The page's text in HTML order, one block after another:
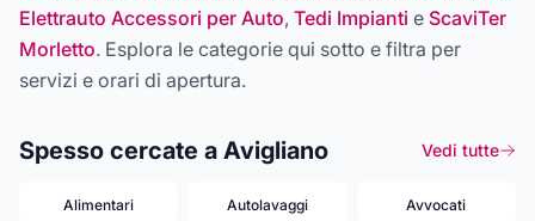
Elettrauto Accessori per Auto, Tedi Impianti e ScaviTer
Morletto. Esplora le categorie qui sotto e filtra per
servizi e orari di apertura.
Spesso cercate a Avigliano Vedi tutte
Alimentari Autolavaggi Avvocati